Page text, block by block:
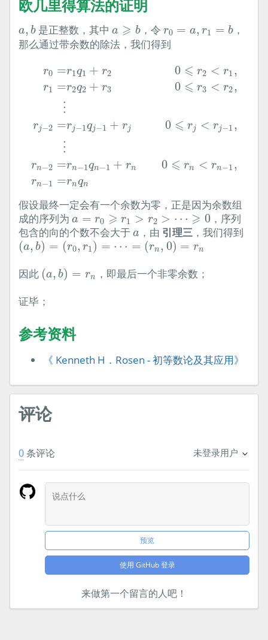
欧几里得算法的证明
a, b
a b 是正整数，其中a ⩾ b
a ⩾b ，令 r0 = a, r1 = b
r0 =a ,r 1=b
，
那么通过带余数的除法，我们得到
r0 =r1q1 + r2 0 ⩽ r2 < r1 ,
r1 =r2q2 + r3 0 ⩽ r3 < r2,
⋮
rj−2 =rj−1qj−1 + rj 0 ⩽ rj < rj−1 ,
⋮
rn−2 =rn−1qn−1 + rn 0 ⩽ rn < rn−1 ,
rn−1 =rnqn
0 2+ r3 3
假设最终一定会有一个余数为零，正是因为余数组
成的序列为 a = r0 ⩾ r1 > r2 > ⋯ ⩾ 0
a=r0⩾ 1>r2>⋯⩾ 0
，序列
包含的向的个数不会大于 a
a ，由 引理三 ，我们得到
(a, b) = (r0, r1) = ⋯ = (rn , 0) = rn
(a,b)=(r0,r1 )=⋯ =(rn , )= rn
因此 (a, b) = rn
(a b)= ，即最后一个非零余数；
证毕；
参考资料
《 Kenneth H．Rosen - 初等数论及其应用》
评论
0条评论 未登录用户
预览
使用 GitHub 登录
来做第一个留言的人吧！